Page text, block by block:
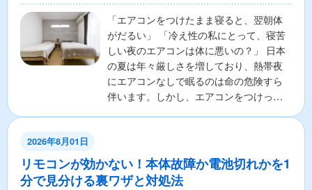
「エアコンをつけたまま寝ると、翌朝体
がだるい」 「冷え性の私にとって、寝苦
しい夜のエアコンは体に悪いの？」 日本
の夏は年々厳しさを増しており、熱帯夜
にエアコンなしで眠るのは命の危険すら
伴います。しかし、エアコンをつけっぱ
2026年8月01日
リモコンが効かない！本体故障か電池切れかを1
分で見分ける裏ワザと対処法